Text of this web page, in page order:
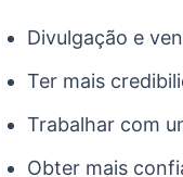
Divulgação e
Ter mais
Trabalhar com
Obter mais